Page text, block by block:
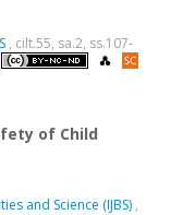
, cilt.55, sa.2, ss.107-
of Child
and Science (IJBS) ,